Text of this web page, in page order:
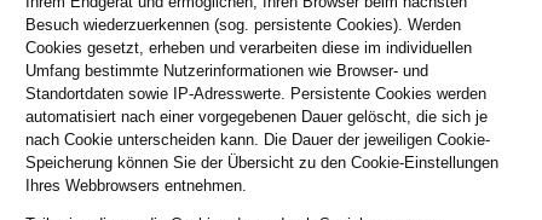
Besuch wiederzuerkennen (sog. persistente Cookies). Werden
Cookies gesetzt, erheben und verarbeiten diese im individuellen
Umfang bestimmte Nutzerinformationen wie Browser- und
Standortdaten sowie IP-Adresswerte. Persistente Cookies werden
automatisiert nach einer vorgegebenen Dauer gelöscht, die sich je
nach Cookie unterscheiden kann. Die Dauer der jeweiligen Cookie-
Speicherung können Sie der Übersicht zu den Cookie-Einstellungen
Ihres Webbrowsers entnehmen.